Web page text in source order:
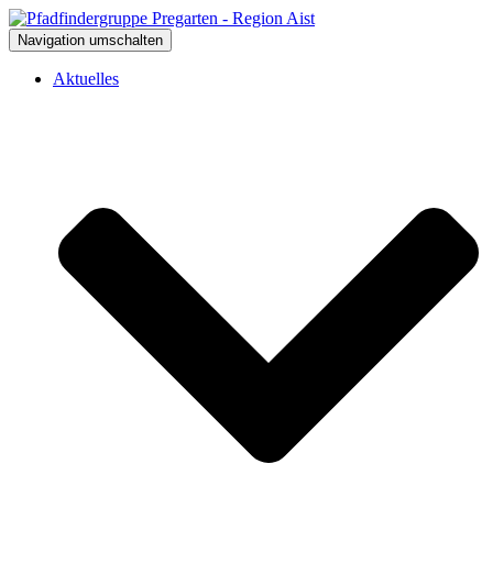
Navigation umschalten
Aktuelles